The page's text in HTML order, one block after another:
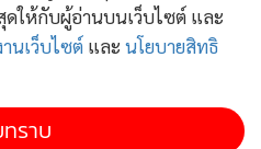
ให้กับผู้อ่านบนเว็บไซต์ และ
านเว็บไซต์ และ นโยบายสิทธิ
ราบ